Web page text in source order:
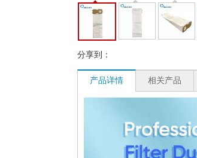
分享到：
产品详情 相关产品